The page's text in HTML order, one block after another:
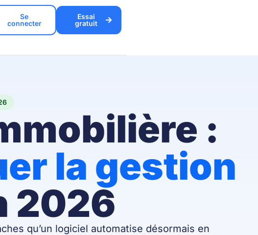
Se
connecter
Essai
gratuit
:
la gestion
2026
qu’un logiciel automatise désormais en